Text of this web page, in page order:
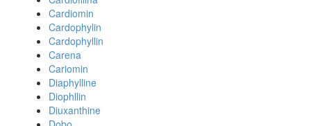
Cardiomin
Cardophylin
Cardophyllin
Carena
Cariomin
Diaphylline
Diophllin
Diuxanthine